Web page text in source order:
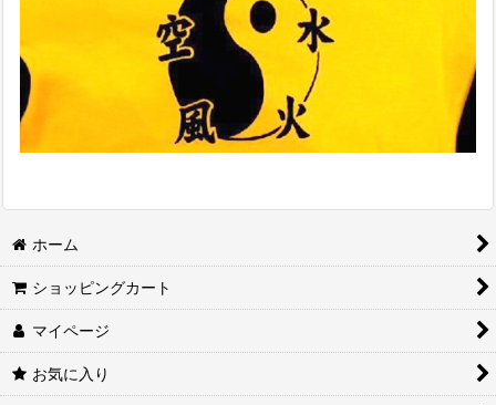
ホーム
ショッピングカート
マイページ
お気に入り